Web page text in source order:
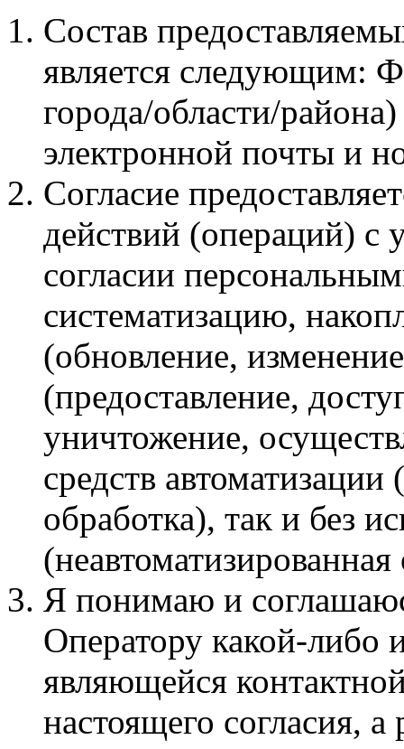
Состав
является следующим:
города/области/
электронной почты и
Согласие
действий (операций) с
согласии
систематизацию,
(обновление,
(предоставление,
уничтожение,
средств автоматизации
обработка), так и без
Я понимаю и
Оператору какой-либо
являющейся
настоящего согласия,